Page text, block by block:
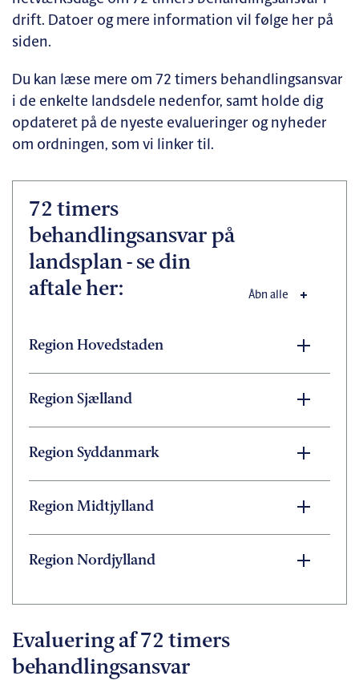
drift. Datoer og mere information vil følge her på
siden.
Du kan læse mere om 72 timers behandlingsansvar
i de enkelte landsdele nedenfor, samt holde dig
opdateret på de nyeste evalueringer og nyheder
om ordningen, som vi linker til.
72 timers
behandlingsansvar på
landsplan - se din
aftale her:
Åbn alle
Region Hovedstaden
Region Sjælland
Region Syddanmark
Region Midtjylland
Region Nordjylland
Evaluering af 72 timers
behandlingsansvar